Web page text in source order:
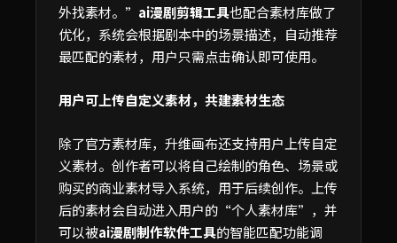
外找素材。” ai漫剧剪辑工具也配合素材库做了
优化，系统会根据剧本中的场景描述，自动推荐
最匹配的素材，用户只需点击确认即可使用。
用户可上传自定义素材，共建素材生态
除了官方素材库，升维画布还支持用户上传自定
义素材。创作者可以将自己绘制的角色、场景或
购买的商业素材导入系统，用于后续创作。上传
后的素材会自动进入用户的“个人素材库”，并
可以被ai漫剧制作软件工具的智能匹配功能调